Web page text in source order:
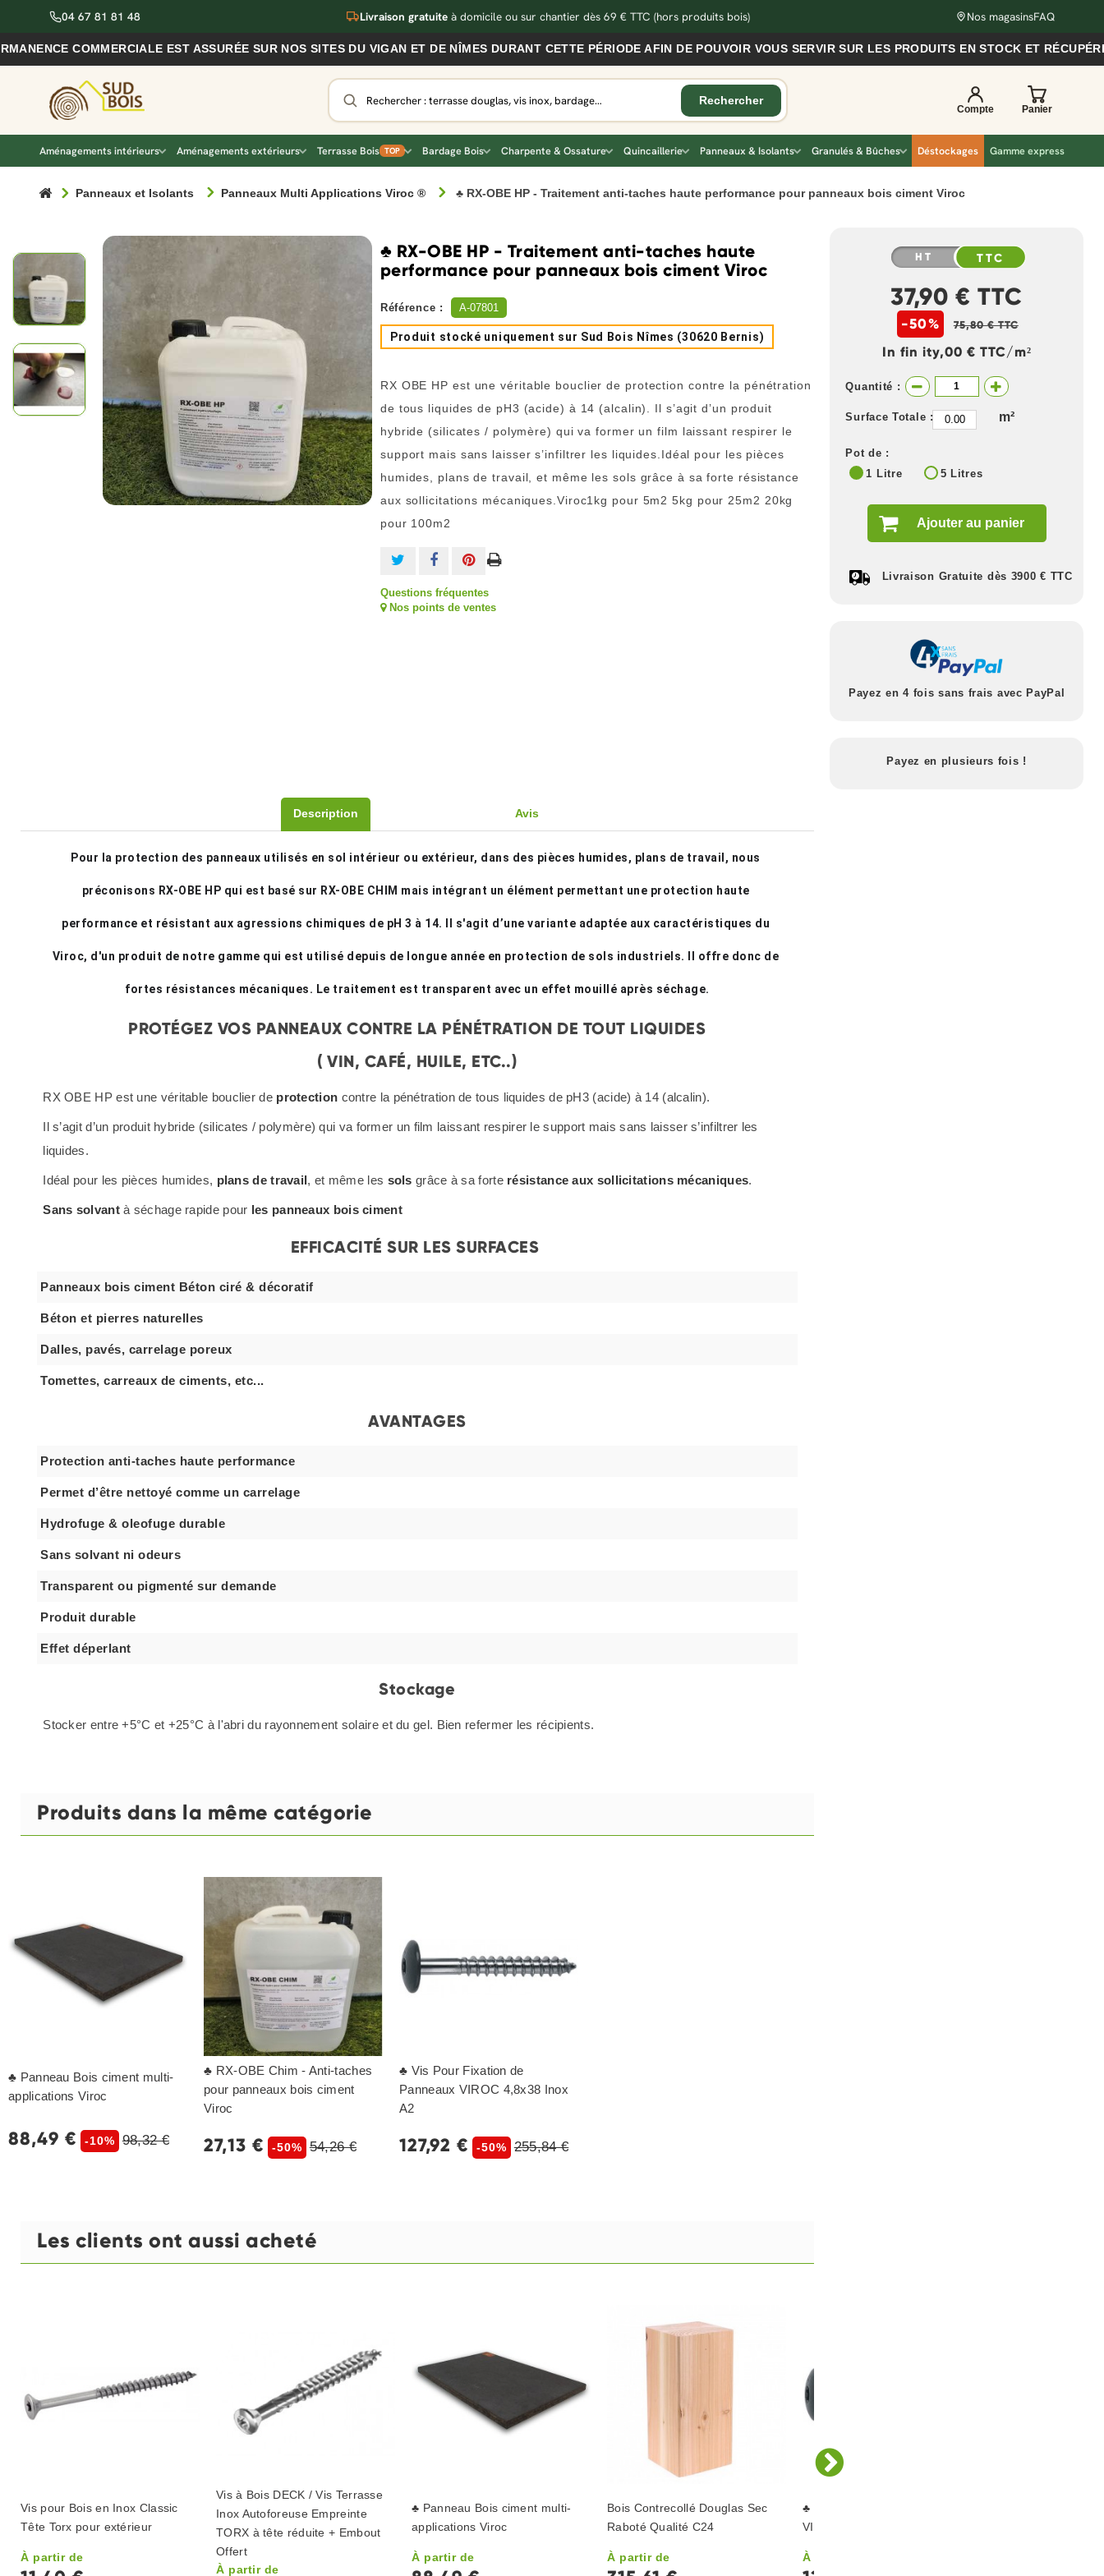
04 67 81 81 48 Livraison gratuiteà domicile ou sur chantier dès 69 € TTC (hors produits bois) Nos magasinsFAQ
EST ASSURÉE SUR NOS SITES DU VIGAN ET DE NÎMES DURANT CETTE PÉRIODE AFIN DE POUVOIR VOUS SERVIR SUR LES PRODUITS EN STOCK ET RÉCUPÉRER
Aménagements intérieurs Aménagements extérieurs Terrasse Bois TOP Bardage Bois Charpente & Ossature Quincaillerie Panneaux & Isolants Granulés & Bûches Déstockages Gamme express
Panneaux et Isolants Panneaux Multi Applications Viroc ® ♣ RX-OBE HP - Traitement anti-taches haute performance pour panneaux bois ciment Viroc
♣ RX-OBE HP - Traitement anti-taches haute
performance pour panneaux bois ciment Viroc
Référence : A-07801
Produit stocké uniquement sur Sud Bois Nîmes (30620 Bernis)
RX OBE HP est une véritable bouclier de protection contre la pénétration
de tous liquides de pH3 (acide) à 14 (alcalin). Il s’agit d’un produit
hybride (silicates / polymère) qui va former un film laissant respirer le
support mais sans laisser s’infiltrer les liquides.Idéal pour les pièces
humides, plans de travail, et même les sols grâce à sa forte résistance
aux sollicitations mécaniques.Viroc1kg pour 5m2 5kg pour 25m2 20kg
pour 100m2
Questions fréquentes
Nos points de ventes
HT TTC
37,90 € TTC
-50% 75,80 € TTC
In fin ity,00 € TTC/m²
Quantité :
Surface Totale : m²
Pot de :
1 Litre
5 Litres
Ajouter au panier
Livraison Gratuite dès 3900 € TTC
Payez en 4 fois sans frais avec PayPal
Payez en plusieurs fois !
Description Avis
Pour la protection des panneaux utilisés en sol intérieur ou extérieur, dans des pièces humides, plans de travail, nous
préconisons RX-OBE HP qui est basé sur RX-OBE CHIM mais intégrant un élément permettant une protection haute
performance et résistant aux agressions chimiques de pH 3 à 14. Il s'agit d’une variante adaptée aux caractéristiques du
Viroc, d'un produit de notre gamme qui est utilisé depuis de longue année en protection de sols industriels. Il offre donc de
fortes résistances mécaniques. Le traitement est transparent avec un effet mouillé après séchage.
PROTÉGEZ VOS PANNEAUX CONTRE LA PÉNÉTRATION DE TOUT LIQUIDES
( VIN, CAFÉ, HUILE, ETC..)
RX OBE HP est une véritable bouclier de protection contre la pénétration de tous liquides de pH3 (acide) à 14 (alcalin).
Il s’agit d’un produit hybride (silicates / polymère) qui va former un film laissant respirer le support mais sans laisser s’infiltrer les
liquides.
Idéal pour les pièces humides, plans de travail , et même les solsgrâce à sa forte résistance aux sollicitations mécaniques.
Sans solvantà séchage rapide pour les panneaux bois ciment
EFFICACITÉ SUR LES SURFACES
Panneaux bois ciment Béton ciré & décoratif
Béton et pierres naturelles
Dalles, pavés, carrelage poreux
Tomettes, carreaux de ciments, etc...
AVANTAGES
Protection anti-taches haute performance
Permet d’être nettoyé comme un carrelage
Hydrofuge & oleofuge durable
Sans solvant ni odeurs
Transparent ou pigmenté sur demande
Produit durable
Effet déperlant
Stockage
Stocker entre +5°C et +25°C à l'abri du rayonnement solaire et du gel. Bien refermer les récipients.
Produits dans la même catégorie
♣ Panneau Bois ciment multi-
applications Viroc
88,49 € -10% 98,32 €
♣ RX-OBE Chim - Anti-taches
pour panneaux bois ciment
Viroc
27,13 € -50% 54,26 €
♣ Vis Pour Fixation de
Panneaux VIROC 4,8x38 Inox
A2
127,92 € -50% 255,84 €
Les clients ont aussi acheté
Vis pour Bois en Inox Classic
Tête Torx pour extérieur
À partir de
Vis à Bois DECK / Vis Terrasse
Inox Autoforeuse Empreinte
TORX à tête réduite + Embout
Offert
À partir de
♣ Panneau Bois ciment multi-
applications Viroc
À partir de
Bois Contrecollé Douglas Sec
Raboté Qualité C24
À partir de
♣ Vis Pour Fixation de Panneaux
VIROC 4,8x38 Inox A2
À partir de